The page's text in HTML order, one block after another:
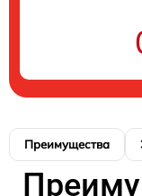
Преимущества